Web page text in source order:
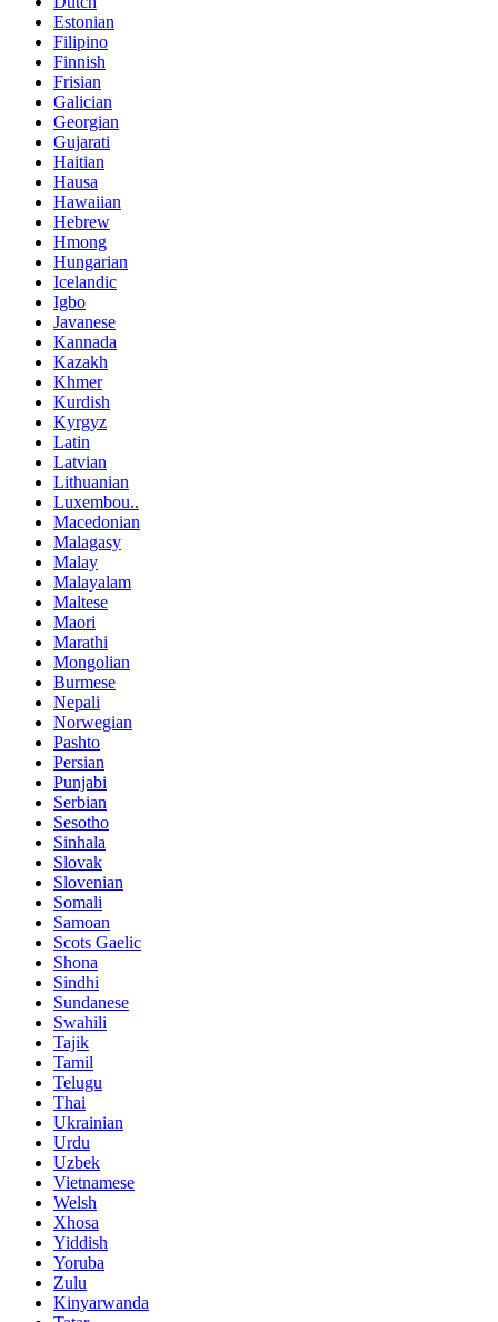
Estonian
Filipino
Finnish
Frisian
Galician
Georgian
Gujarati
Haitian
Hausa
Hawaiian
Hebrew
Hmong
Hungarian
Icelandic
Igbo
Javanese
Kannada
Kazakh
Khmer
Kurdish
Kyrgyz
Latin
Latvian
Lithuanian
Luxembou..
Macedonian
Malagasy
Malay
Malayalam
Maltese
Maori
Marathi
Mongolian
Burmese
Nepali
Norwegian
Pashto
Persian
Punjabi
Serbian
Sesotho
Sinhala
Slovak
Slovenian
Somali
Samoan
Scots Gaelic
Shona
Sindhi
Sundanese
Swahili
Tajik
Tamil
Telugu
Thai
Ukrainian
Urdu
Uzbek
Vietnamese
Welsh
Xhosa
Yiddish
Yoruba
Zulu
Kinyarwanda